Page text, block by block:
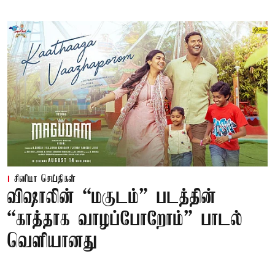
சினிமா செய்திகள்
விஷாலின் “மகுடம்” படத்தின்
“காத்தாக வாழப்போறோம்” பாடல்
வெளியானது